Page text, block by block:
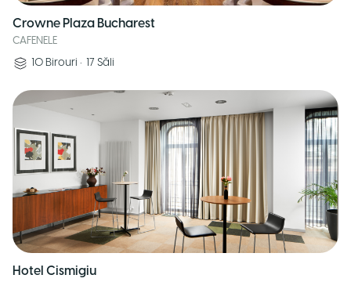
Crowne Plaza Bucharest
CAFENELE
10 Birouri • 17 Săli
Hotel Cismigiu